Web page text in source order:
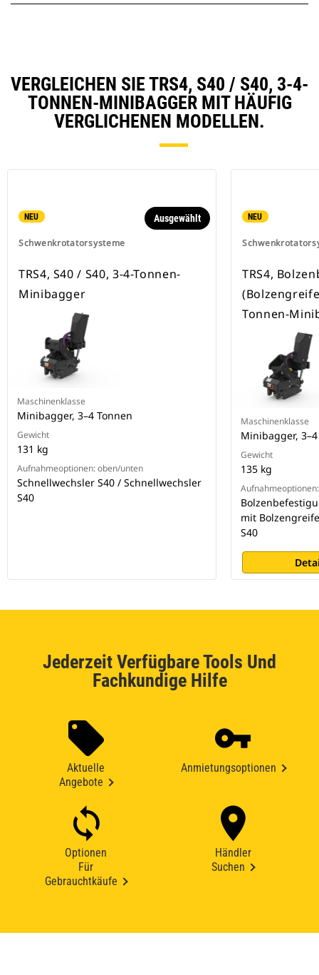
VERGLEICHEN SIE TRS4, S40 / S40, 3-4-
TONNEN-MINIBAGGER MIT HÄUFIG
VERGLICHENEN MODELLEN.
NEU
Schwenkrotatorsysteme
Ausgewählt
TRS4, S40 / S40, 3-4-Tonnen-
Minibagger
Maschinenklasse
Minibagger, 3–4 Tonnen
Gewicht
131 kg
Aufnahmeoptionen: oben/unten
Schnellwechsler S40 / Schnellwechsler
S40
NEU
TRS4,
Tonnen-
Maschinenklasse
Minibagger,
Gewicht
135 kg
mit
S40
Jederzeit Verfügbare Tools Und
Fachkundige Hilfe
Aktuelle
Angebote
Anmietungsoptionen
Optionen
Für
Gebrauchtkäufe
Händler
Suchen